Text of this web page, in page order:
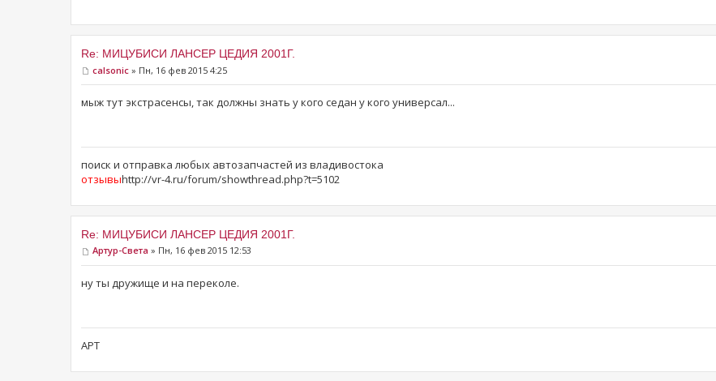
Re: МИЦУБИСИ ЛАНСЕР ЦЕДИЯ 2001Г.
calsonic » Пн, 16 фев 2015 4:25
мыж тут экстрасенсы, так должны знать у кого седан у кого универсал...
поиск и отправка любых автозапчастей из владивостока
отзывыhttp://vr-4.ru/forum/showthread.php?t=5102
Re: МИЦУБИСИ ЛАНСЕР ЦЕДИЯ 2001Г.
Артур-Света » Пн, 16 фев 2015 12:53
ну ты дружище и на переколе.
АРТ